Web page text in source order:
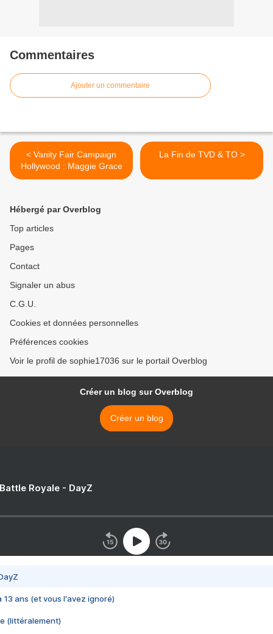
Commentaires
Ajouter un commentaire
< Vanity Fair Campaign
Hollywood : Maggie Grace
La Fin de TVD & TO >
Hébergé par Overblog
Top articles
Pages
Contact
Signaler un abus
C.G.U.
Cookies et données personnelles
Préférences cookies
Voir le profil de sophie17036 sur le portail Overblog
Créer un blog sur Overblog
Créer un blog
Royale - DayZ
13 ans (et vous l'avez ignoré)
(littéralement)